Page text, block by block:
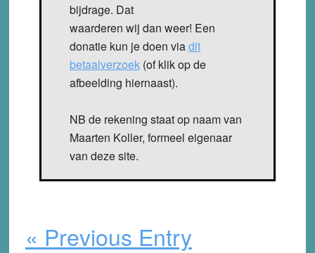
bijdrage. Dat
waarderen wij dan weer! Een
donatie kun je doen viadit
betaalverzoek(of klik op de
afbeelding hiernaast).
NB de rekening staat op naam van
Maarten Koller, formeel eigenaar
van deze site.
« Previous Entry